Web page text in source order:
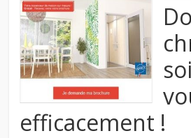
efficacement !